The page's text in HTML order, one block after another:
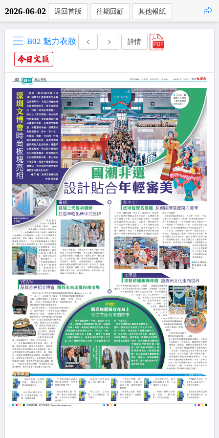
2026-06-02 返回首版 往期回顧 其他報紙
B02 魅力衣妝 詳情
點擊複製